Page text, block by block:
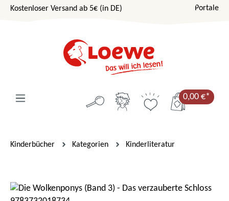
Zum Hauptinhalt springen
Kostenloser Versand ab 5€ (in DE) Portale
0,00 €*
Kinderbücher Kategorien Kinderliteratur
Bildergalerie überspringen